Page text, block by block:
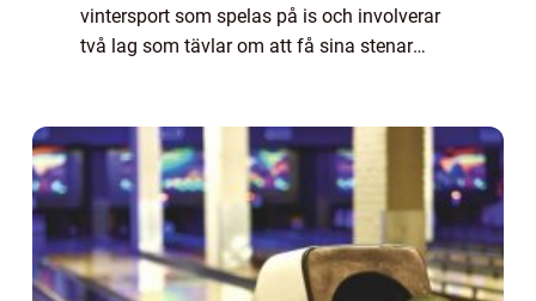
vintersport som spelas på is och involverar
två lag som tävlar om att få sina stenar